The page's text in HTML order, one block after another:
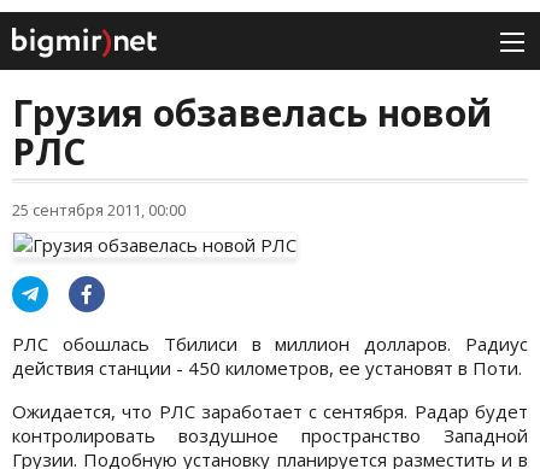
Грузия обзавелась новой
РЛС
25 сентября 2011, 00:00
РЛС обошлась Тбилиси в миллион долларов. Радиус
действия станции - 450 километров, ее установят в Поти.
Ожидается, что РЛС заработает с сентября. Радар будет
контролировать воздушное пространство Западной
Грузии. Подобную установку планируется разместить и в